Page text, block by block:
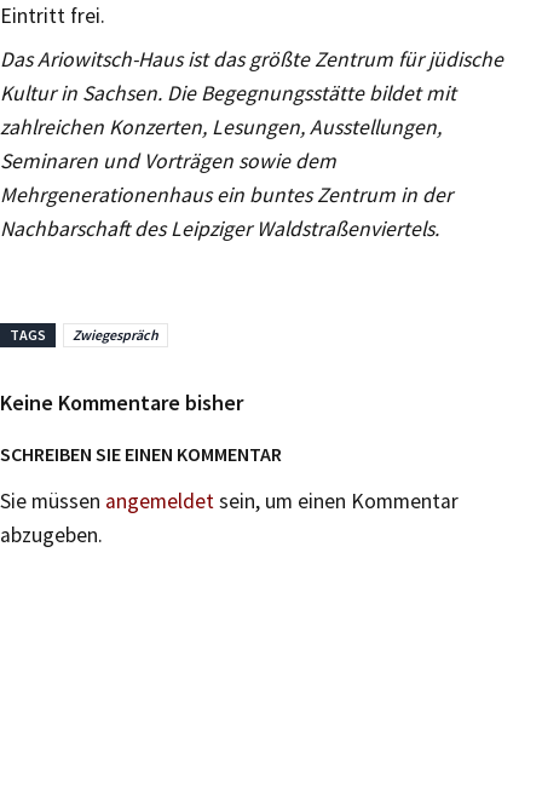
Eintritt frei.
Das Ariowitsch-Haus ist das größte Zentrum für jüdische
Kultur in Sachsen. Die Begegnungsstätte bildet mit
zahlreichen Konzerten, Lesungen, Ausstellungen,
Seminaren und Vorträgen sowie dem
Mehrgenerationenhaus ein buntes Zentrum in der
Nachbarschaft des Leipziger Waldstraßenviertels.
TAGS Zwiegespräch
Keine Kommentare bisher
SCHREIBEN SIE EINEN KOMMENTAR
Sie müssen angemeldetsein, um einen Kommentar
abzugeben.